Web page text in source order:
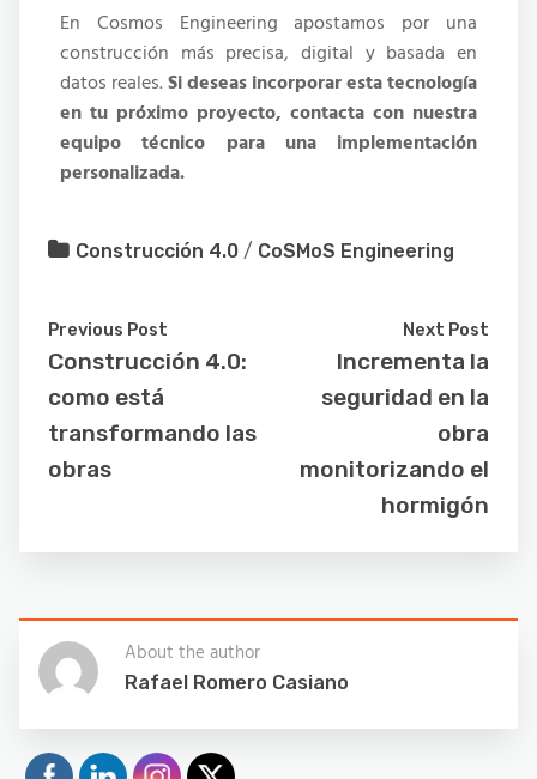
En Cosmos Engineering apostamos por una
construcción más precisa, digital y basada en
datos reales.Si deseas incorporar esta tecnología
en tu próximo proyecto, contacta con nuestra
equipo técnico para una implementación
personalizada.
Construcción 4.0 / CoSMoS Engineering
Previous Post
Construcción 4.0:
como está
transformando las
obras
Next Post
Incrementa la
seguridad en la
obra
monitorizando el
hormigón
About the author
Rafael Romero Casiano